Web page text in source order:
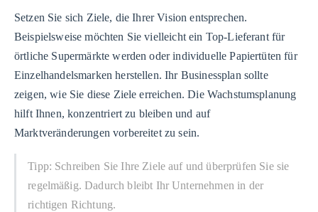
Setzen Sie sich Ziele, die Ihrer Vision entsprechen.
Beispielsweise möchten Sie vielleicht ein Top-Lieferant für
örtliche Supermärkte werden oder individuelle Papiertüten für
Einzelhandelsmarken herstellen. Ihr Businessplan sollte
zeigen, wie Sie diese Ziele erreichen. Die Wachstumsplanung
hilft Ihnen, konzentriert zu bleiben und auf
Marktveränderungen vorbereitet zu sein.
Tipp: Schreiben Sie Ihre Ziele auf und überprüfen Sie sie
regelmäßig. Dadurch bleibt Ihr Unternehmen in der
richtigen Richtung.